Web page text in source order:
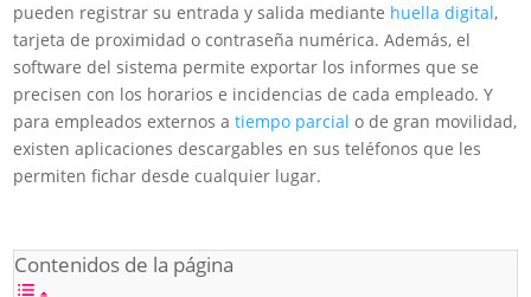
pueden registrar su entrada y salida mediante huella digital,
tarjeta de proximidad o contraseña numérica. Además, el
software del sistema permite exportar los informes que se
precisen con los horarios e incidencias de cada empleado. Y
para empleados externos atiempo parcial o de gran movilidad,
existen aplicaciones descargables en sus teléfonos que les
permiten fichar desde cualquier lugar.
Contenidos de la página